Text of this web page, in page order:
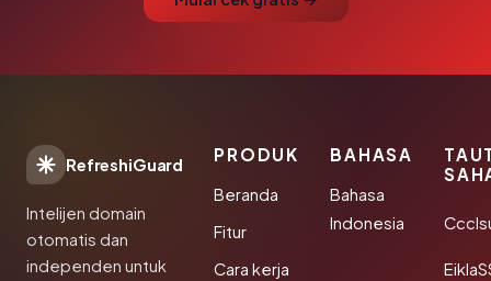
RefreshiGuard
Intelijen domain
otomatis dan
independen untuk
PRODUK
Beranda
Fitur
Cara kerja
BAHASA
Bahasa
Indonesia